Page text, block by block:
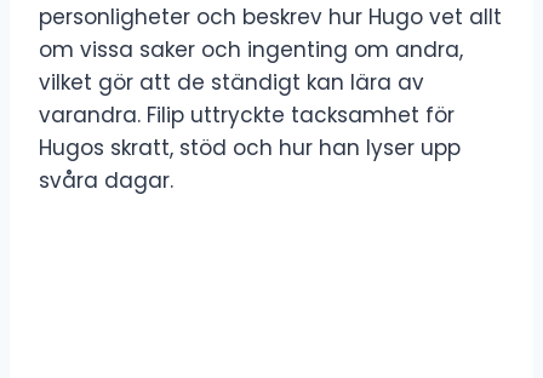
personligheter och beskrev hur Hugo vet allt
om vissa saker och ingenting om andra,
vilket gör att de ständigt kan lära av
varandra. Filip uttryckte tacksamhet för
Hugos skratt, stöd och hur han lyser upp
svåra dagar.